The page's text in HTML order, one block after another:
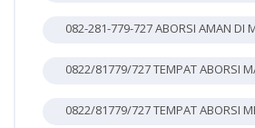
082-281-779-727 ABORSI AMAN DI
0822/81779/727 TEMPAT ABORSI
0822/81779/727 TEMPAT ABORSI